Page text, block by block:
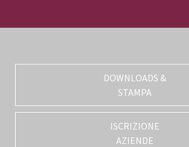
DOWNLOADS &
STAMPA
ISCRIZIONE
AZIENDE